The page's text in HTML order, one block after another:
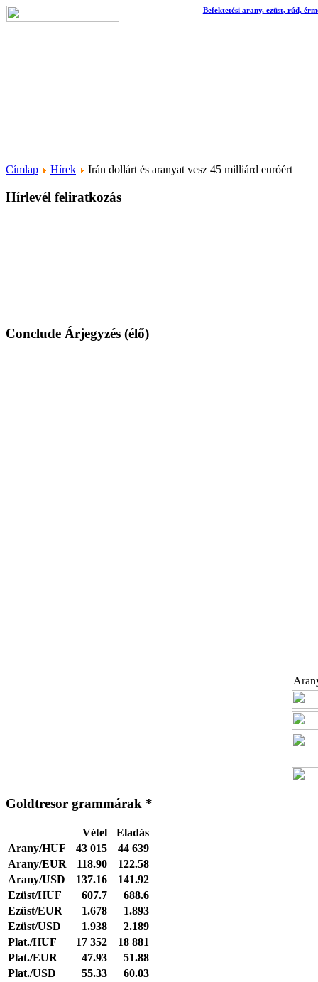
Befektetési arany, ezüst, rúd,
Címlap Hírek Irán dollárt és aranyat vesz 45 milliárd euróért
Hírlevél feliratkozás
Conclude Árjegyzés (élő)
Goldtresor grammárak *
Vétel
Eladás
Arany/HUF
43 015
44 639
Arany/EUR
118.90
122.58
Arany/USD
137.16
141.92
Ezüst/HUF
607.7
688.6
Ezüst/EUR
1.678
1.893
Ezüst/USD
1.938
2.189
Plat./HUF
17 352
18 881
Plat./EUR
47.93
51.88
Plat./USD
55.33
60.03